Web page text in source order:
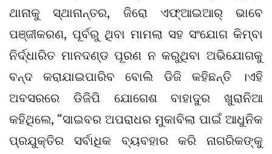
ଥାନାକୁ ସ୍ଥାନାନ୍ତର, ଜିରୋ ଏଫ୍‌ଆଇଆର୍ ଭାବେ
ପଞ୍ଜୀକରଣ, ପୂର୍ବରୁ ଥିବା ମାମଲା ସହ ସଂଯୋଗ କିମ୍ବା
ନିର୍ଦ୍ଧାରିତ ମାନଦଣ୍ଡ ପୂରଣ ନ କରୁଥିବା ଅଭିଯୋଗକୁ
ବନ୍ଦ କରାଯାଇପାରିବ ବୋଲି ଡିଜି କହିଛନ୍ତି ।ଏହି
ଅବସରରେ ଡିଜିପି ଯୋଗେଶ ବାହାଦୁର ଖୁରାନିଆ
କହିଥିଲେ, “ସାଇବର ଅପରାଧର ମୁକାବିଲା ପାଇଁ ଆଧୁନିକ
ପ୍ରଯୁକ୍ତିର ସର୍ବାଧିକ ବ୍ୟବହାର କରି ନାଗରିକଙ୍କୁ